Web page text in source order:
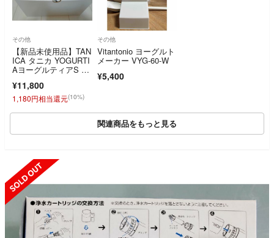
その他
【新品未使用品】TAN
ICA タニカ YOGURTI
AヨーグルティアS マ
ン YS-01MG
¥11,800
1,180円相当還元(10%)
その他
Vitantonio ヨーグルト
メーカー VYG-60-W
¥5,400
関連商品をもっと見る